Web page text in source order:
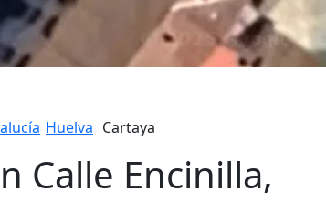
Huelva Cartaya
Calle Encinilla,